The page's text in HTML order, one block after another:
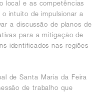
local e as competências
intuito de impulsionar a
a discussão de planos de
para a mitigação de
identificados nas regiões
de Santa Maria da Feira
de trabalho que